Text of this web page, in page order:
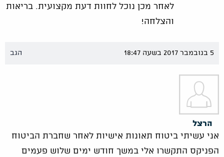
לאחר מכן נוכל לחוות דעת מקצועית. בריאות
והצלחה!
5 בנובמבר 2017 בשעה 18:47 הגב
הרצל
אני עשיתי ביטוח תאונות אישיות לאחר שחברת הביטוח
הפניקס התקשרו אלי במשך חודש ימים שלוש פעמים